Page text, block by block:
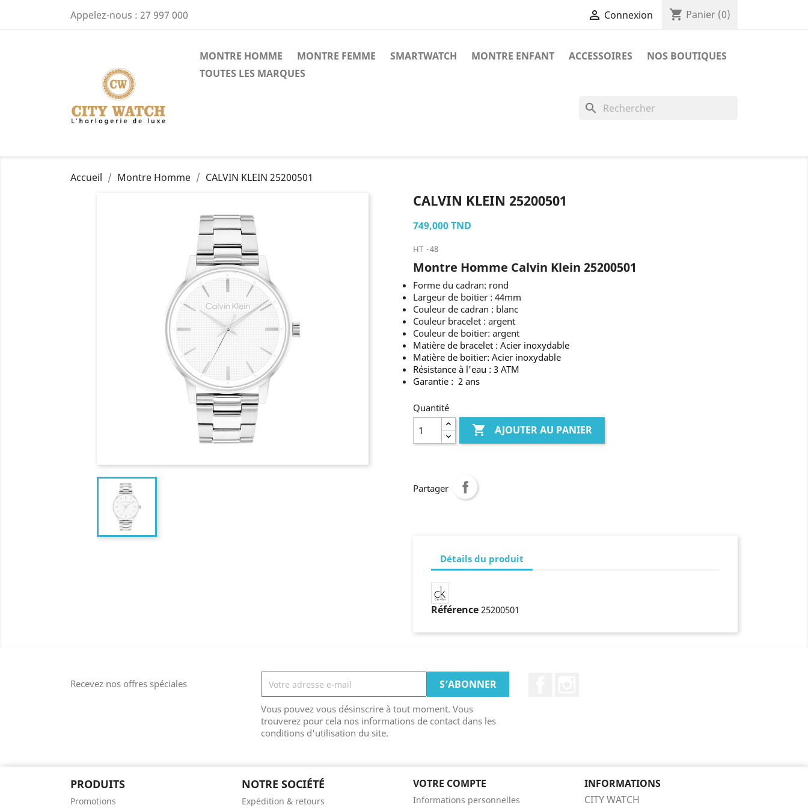
Appelez-nous : 27 997 000  Connexion shopping_cart Panier (0)
MONTRE HOMME MONTRE FEMME SMARTWATCH MONTRE ENFANT ACCESSOIRES
NOS BOUTIQUES
TOUTES LES MARQUES
search
Accueil Montre Homme CALVIN KLEIN 25200501
CALVIN KLEIN 25200501
749,000 TND
HT 48
Montre Homme Calvin Klein 25200501
Forme du cadran: rond
Largeur de boitier : 44mm
Couleur de cadran : blanc
Couleur bracelet : argent
Couleur de boitier: argent
Matière de bracelet : Acier inoxydable
Matière de boitier: Acier inoxydable
Résistance à l'eau : 3 ATM
Garantie : 2 ans
Quantité
 AJOUTER AU PANIER
Partager
Détails du produit
Référence 25200501
Recevez nos offres spéciales
Vous pouvez vous désinscrire à tout moment. Vous
trouverez pour cela nos informations de contact dans les
conditions d'utilisation du site.
PRODUITS
Promotions
NOTRE SOCIÉTÉ
Expédition & retours
VOTRE COMPTE
Informations personnelles
INFORMATIONS
CITY WATCH